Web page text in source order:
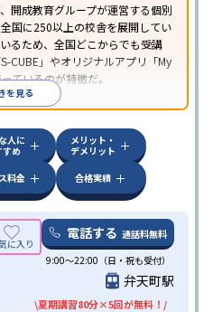
開成教育グループが運営する個別
国に250以上の校舎を展開してい
るため、全国どこからでも受講
CUBE」やオリジナルアプリ「My
ているのが特徴だ。
を見る
人に
すめ
メリット・
デメリット
料金 合格実績
電話する 通話料無料
9:00～22:00（日・祝も受付）
弁天町駅
\夏期講習80分×5回が無料！/